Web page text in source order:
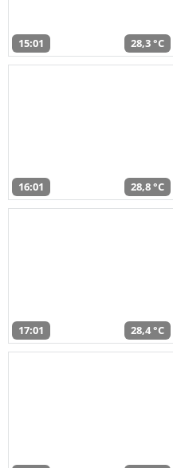
15:01 28,3 °C
16:01 28,8 °C
17:01 28,4 °C